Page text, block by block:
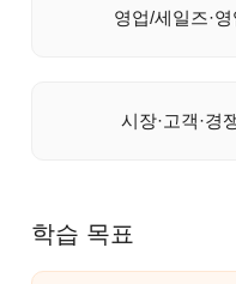
영업/세일즈·
시장·고객·경
학습 목표